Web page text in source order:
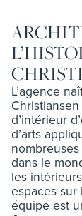
L’agence
d’intérieur
d’arts
dans le
les
espaces
équipe est